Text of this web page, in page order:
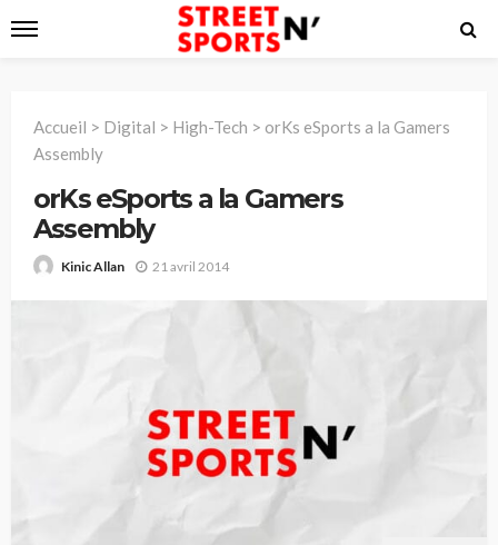
Accueil > Digital > High-Tech > orKs eSports a la Gamers
Assembly
orKs eSports a la Gamers
Assembly
Kinic Allan 21 avril 2014